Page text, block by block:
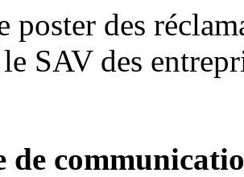
poster des
SAV des
de